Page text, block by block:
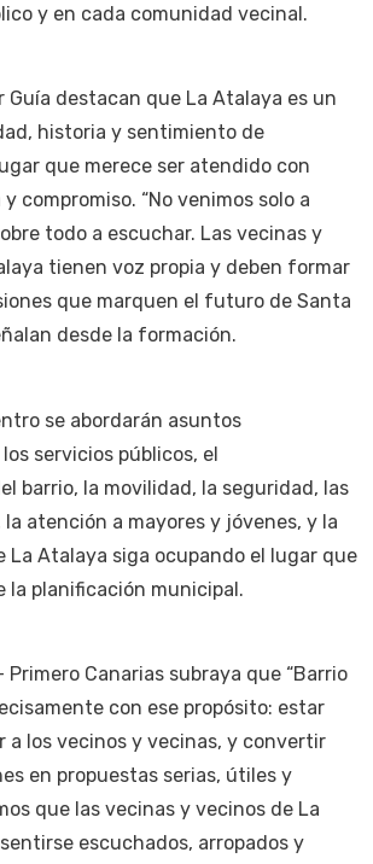
y en cada comunidad vecinal.
Guía destacan que La Atalaya es un
historia y sentimiento de
que merece ser atendido con
compromiso. “No venimos solo a
todo a escuchar. Las vecinas y
tienen voz propia y deben formar
que marquen el futuro de Santa
desde la formación.
se abordarán asuntos
servicios públicos, el
barrio, la movilidad, la seguridad, las
atención a mayores y jóvenes, y la
La Atalaya siga ocupando el lugar que
la planificación municipal.
Canarias subraya que “Barrio
con ese propósito: estar
a los vecinos y vecinas, y convertir
en propuestas serias, útiles y
que las vecinas y vecinos de La
escuchados, arropados y